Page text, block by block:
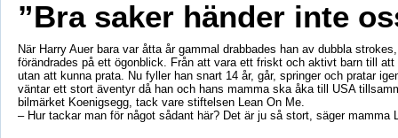
”Bra saker händer inte
När Harry Auer bara var åtta år gammal drabbades han av dubbla
förändrades på ett ögonblick. Från att vara ett friskt och aktivt barn till
utan att kunna prata. Nu fyller han snart 14 år, går, springer och pratar
väntar ett stort äventyr då han och hans mamma ska åka till USA
bilmärket Koenigsegg, tack vare stiftelsen Lean On Me.
– Hur tackar man för något sådant här? Det är ju så stort, säger mamma